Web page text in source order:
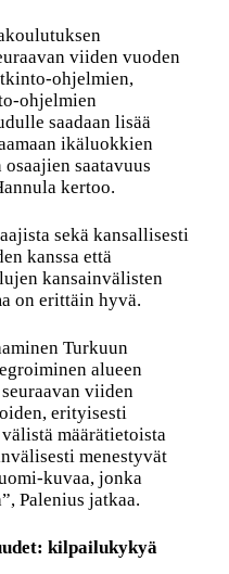
viiden vuoden
ohjelmien,
ohjelmien
saadaan lisää
ikäluokkien
saatavuus
kertoo.
sekä kansallisesti
kanssa että
kansainvälisten
on erittäin hyvä.
Turkuun
alueen
viiden
erityisesti
määrätietoista
menestyvät
kuvaa, jonka
Palenius jatkaa.
kilpailukykyä